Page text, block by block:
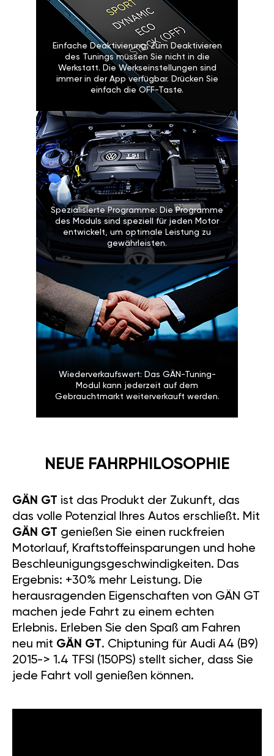
Einfache Deaktivierung: Zum Deaktivieren
des Tunings müssen Sie nicht in die
Werkstatt. Die Werkseinstellungen sind
immer in der App verfügbar. Drücken Sie
einfach die OFF-Taste.
Spezialisierte Programme: Die Programme
des Moduls sind speziell für jeden Motor
entwickelt, um optimale Leistung zu
gewährleisten.
Wiederverkaufswert: Das GÄN-Tuning-
Modul kann jederzeit auf dem
Gebrauchtmarkt weiterverkauft werden.
NEUE FAHRPHILOSOPHIE
GÄN GT ist das Produkt der Zukunft, das
das volle Potenzial Ihres Autos erschließt. Mit
GÄN GT genießen Sie einen ruckfreien
Motorlauf, Kraftstoffeinsparungen und hohe
Beschleunigungsgeschwindigkeiten. Das
Ergebnis: +30% mehr Leistung. Die
herausragenden Eigenschaften von GÄN GT
machen jede Fahrt zu einem echten
Erlebnis. Erleben Sie den Spaß am Fahren
neu mit GÄN GT. Chiptuning für Audi A4 (B9)
2015-> 1.4 TFSI (150PS) stellt sicher, dass Sie
jede Fahrt voll genießen können.